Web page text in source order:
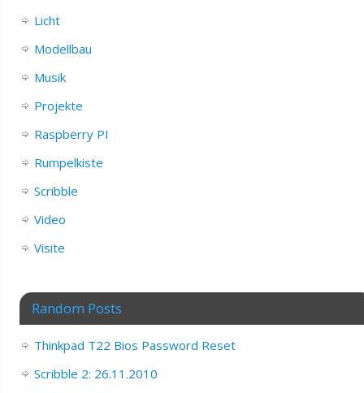
Licht
Modellbau
Musik
Projekte
Raspberry PI
Rumpelkiste
Scribble
Video
Visite
Random Posts
Thinkpad T22 Bios Password Reset
Scribble 2: 26.11.2010